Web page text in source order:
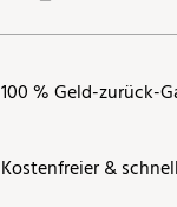
100 % Geld-zurück-
Kostenfreier &